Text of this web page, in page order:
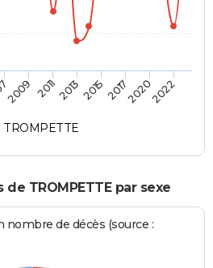
TROMPETTE
2009 201120132015201720202022
TROMPETTE par sexe
de décès (source :